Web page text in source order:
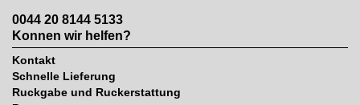
0044 20 8144 5133
Konnen wir helfen?
Kontakt
Schnelle Lieferung
Ruckgabe und Ruckerstattung